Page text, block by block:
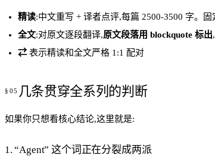
精读:中文重写 + 译者点评,每篇 2500-3500 字。固
全文:对原文逐段翻译,原文段落用 blockquote 标出
⇄ 表示精读和全文严格 1:1 配对
几条贯穿全系列的判断
如果你只想看核心结论,这里就是:
1. “Agent” 这个词正在分裂成两派